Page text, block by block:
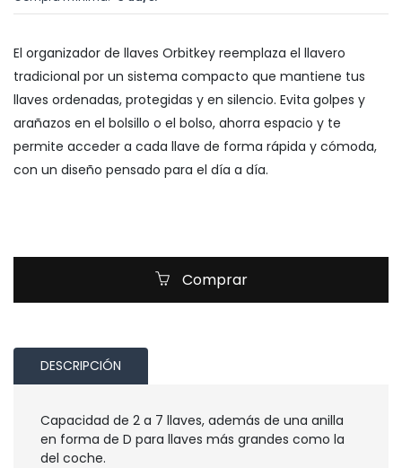
El organizador de llaves Orbitkey reemplaza el llavero
tradicional por un sistema compacto que mantiene tus
llaves ordenadas, protegidas y en silencio. Evita golpes y
arañazos en el bolsillo o el bolso, ahorra espacio y te
permite acceder a cada llave de forma rápida y cómoda,
con un diseño pensado para el día a día.
Comprar
DESCRIPCIÓN
Capacidad de 2 a 7 llaves, además de una anilla
en forma de D para llaves más grandes como la
del coche.